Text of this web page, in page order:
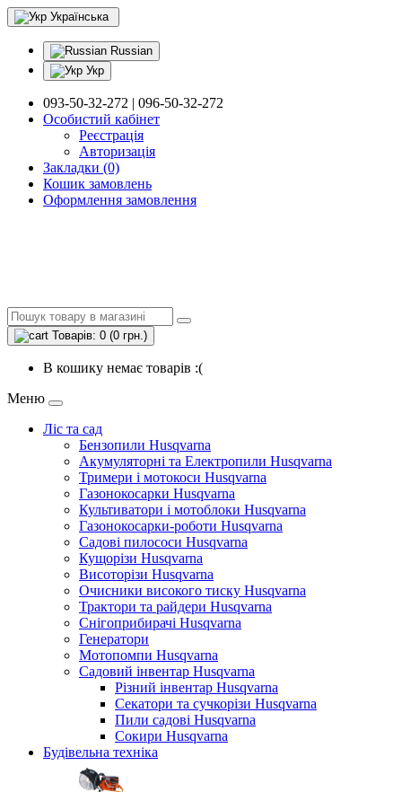
Українська
Russian
Укр
093-50-32-272 | 096-50-32-272
Особистий кабінет
Реєстрація
Авторизація
Закладки (0)
Кошик замовлень
Оформлення замовлення
Товарів: 0 (0 грн.)
В кошику немає товарів :(
Меню
Ліс та сад
Бензопили Husqvarna
Акумуляторні та Електропили Husqvarna
Тримери і мотокоси Husqvarna
Газонокосарки Husqvarna
Культиватори і мотоблоки Husqvarna
Газонокосарки-роботи Husqvarna
Садові пилососи Husqvarna
Кущорізи Husqvarna
Висоторізи Husqvarna
Очисники високого тиску Husqvarna
Трактори та райдери Husqvarna
Снігоприбирачі Husqvarna
Генератори
Мотопомпи Husqvarna
Садовий інвентар Husqvarna
Різний інвентар Husqvarna
Секатори та сучкорізи Husqvarna
Пили садові Husqvarna
Сокири Husqvarna
Будівельна техніка